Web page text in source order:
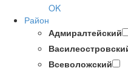
OK
Район
Адмиралтейский
Всеволожский